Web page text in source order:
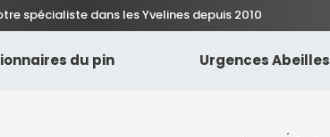
spécialiste dans les Yvelines depuis 2010
du pin Urgences Abeilles